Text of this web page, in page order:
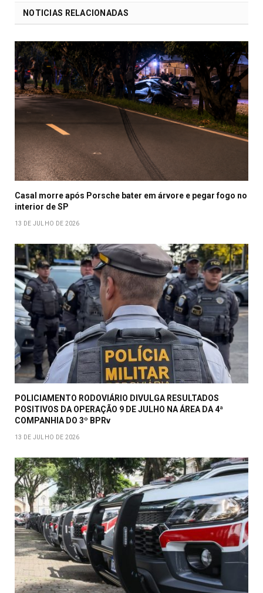
NOTICIAS RELACIONADAS
Casal morre após Porsche bater em árvore e pegar fogo no
interior de SP
13 DE JULHO DE 2026
POLICIAMENTO RODOVIÁRIO DIVULGA RESULTADOS
POSITIVOS DA OPERAÇÃO 9 DE JULHO NA ÁREA DA 4ª
COMPANHIA DO 3º BPRv
13 DE JULHO DE 2026